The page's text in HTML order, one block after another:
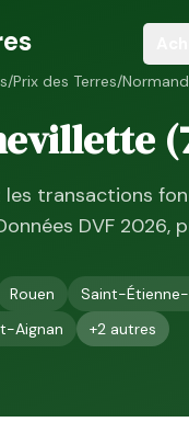
/Prix des Terres/
(
les transactions
DVF 2026,
Rouen Saint-
Aignan
+2 autres